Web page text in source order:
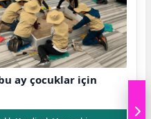
ay çocuklar için